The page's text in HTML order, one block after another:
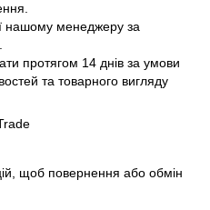
нашому менеджеру за
протягом 14 днів за умови
та товарного вигляду
щоб повернення або обмін